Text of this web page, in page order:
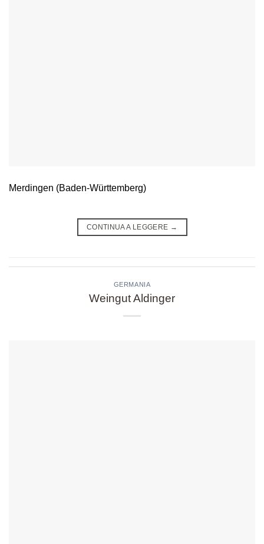
Merdingen (Baden-Württemberg)
CONTINUA A LEGGERE →
GERMANIA
Weingut Aldinger